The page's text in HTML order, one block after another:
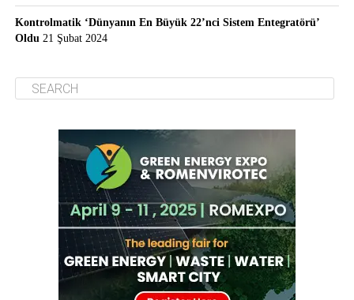
Kontrolmatik ‘Dünyanın En Büyük 22’nci Sistem Entegratörü’
Oldu 21 Şubat 2024